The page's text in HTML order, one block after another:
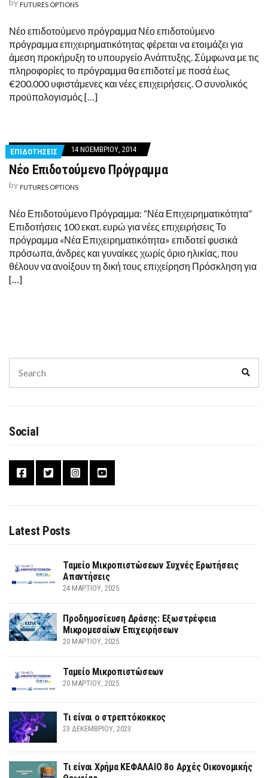
FUTURES OPTIONS
Νέο επιδοτούμενο πρόγραμμα Νέο επιδοτούμενο
πρόγραμμα επιχειρηματικότητας φέρεται να ετοιμάζει για
άμεση προκήρυξη το υπουργείο Ανάπτυξης. Σύμφωνα με τις
πληροφορίες το πρόγραμμα θα επιδοτεί με ποσά έως
€200.000 υφιστάμενες και νέες επιχειρήσεις. Ο συνολικός
προϋπολογισμός […]
ΕΠΙΔΟΤΗΣΕΙΣ 14 ΝΟΕΜΒΡΊΟΥ, 2014
Νέο Επιδοτούμενο Πρόγραμμα
by FUTURES OPTIONS
Νέο Επιδοτούμενο Πρόγραμμα: “Νέα Επιχειρηματικότητα”
Επιδοτήσεις 100 εκατ. ευρώ για νέες επιχειρήσεις Το
πρόγραμμα «Νέα Επιχειρηματικότητα» επιδοτεί φυσικά
πρόσωπα, άνδρες και γυναίκες χωρίς όριο ηλικίας, που
θέλουν να ανοίξουν τη δική τους επιχείρηση Πρόσκληση για
[…]
for:
Social
Latest Posts
Ταμείο Μικροπιστώσεων Συχνές Ερωτήσεις
Απαντήσεις
24 ΜΑΡΤΊΟΥ, 2025
Προδημοσίευση Δράσης: Εξωστρέφεια
Μικρομεσαίων Επιχειρήσεων
20 ΜΑΡΤΊΟΥ, 2025
Ταμείο Μικροπιστώσεων
20 ΜΑΡΤΊΟΥ, 2025
Τι είναι ο στρεπτόκοκκος
23 ΔΕΚΕΜΒΡΊΟΥ, 2023
Τι είναι Χρήμα ΚΕΦΑΛΑΙΟ 8ο Αρχές Οικονομικής